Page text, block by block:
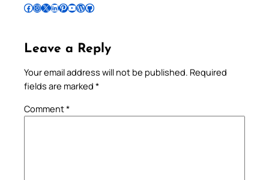
Follow Pradeep on Facebook Follow Pradeep on InstagramFollow Pradeep on X Follow Pradeep on LinkedIn Follow Pradeep on Pinterest Subscribe to Pradeep’s Youtube Channel Follow Pradeep on WordPress Follow Pradeep on GitHub
Leave a Reply
Your email address will not be published. Required
fields are marked *
Comment*